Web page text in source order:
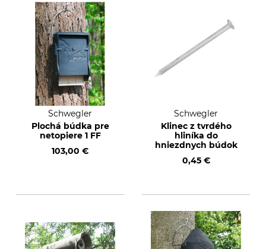
Schwegler
Plochá búdka pre
netopiere 1 FF
103,00 €
Schwegler
Klinec z tvrdého
hliníka do
hniezdnych búdok
0,45 €